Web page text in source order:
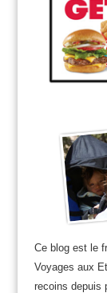
Ce blog est le
Voyages aux
recoins depuis